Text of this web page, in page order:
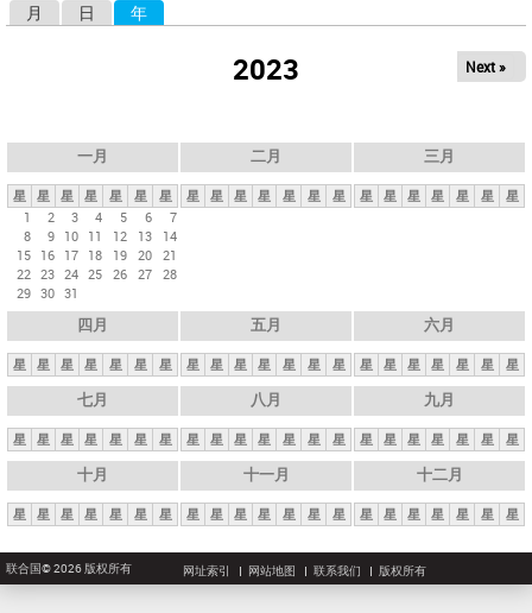
月 日 年
2023 Next »
一月
星 星 星 星 星 星
星
1
2 3 4 5 6
7
8
9 10 11 12 13
14
15 16 17 18 19 20 21
22 23 24 25 26 27 28
29 30 31
二月
星 星 星 星 星 星 星
三月
星 星 星 星 星 星 星
四月
星 星 星 星 星 星 星
五月
星 星 星 星 星 星 星
六月
星 星 星 星 星 星 星
七月
星 星 星 星 星 星 星
八月
星 星 星 星 星 星 星
九月
星 星 星 星 星 星 星
十月
星 星 星 星 星 星 星
十一月
星 星 星 星 星 星 星
十二月
星 星 星 星 星 星 星
联合国© 2026 版权所有 网址索引 网站地图 联系我们 版权所有